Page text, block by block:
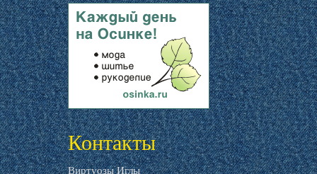
livemaster.ru
Контакты
Виртуозы Иглы